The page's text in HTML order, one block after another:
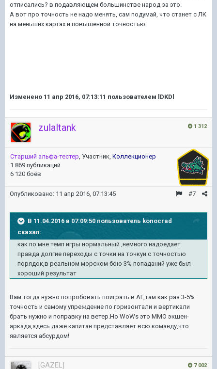
отписались? в подавляющем большинстве народ за это.
А вот про точность не надо менять, сам подумай, что станет с ЛК
на меньших картах и повышенной точностью.
Изменено 11 апр 2016, 07:13:11 пользователем lDKDl
1 312
zulaltank
Старший альфа-тестер , Участник, Коллекционер
1 869 публикаций
6 120 боёв
#7
Опубликовано: 11 апр 2016, 07:13:45
В 11.04.2016 в 07:09:50 пользователь konocrad
сказал:
как по мне темп игры нормальный ,немного надоедает
правда долгие переходы с точки на точкуи с точностью
порядок,в реальном морском бою 3% попаданий уже был
хороший результат
Вам тогда нужно попробовать поиграть в АF,там как раз 3-5%
точность и самому упреждение по горизонтали и вертикали
брать нужно и поправку на ветер.Но WoWs это ММО экшен-
аркада,здесь даже капитан представляет всю команду,что
является абсурдом!
7 002
[GAZEL]